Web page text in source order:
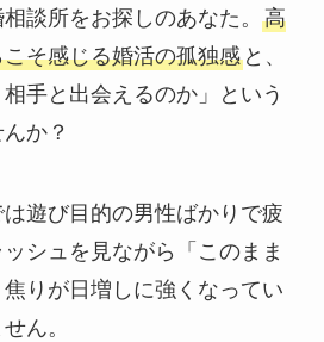
談所をお探しのあなた。 高
そ感じる婚活の孤独感と、
相手と出会えるのか」という
か？
遊び目的の男性ばかりで疲
シュを見ながら「このまま
りが日増しに強くなってい
ん。